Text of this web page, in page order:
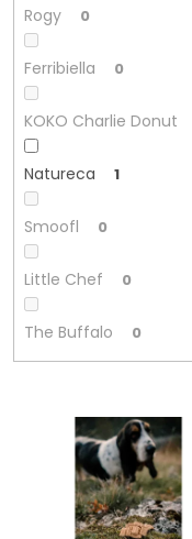
Rogy 0
Ferribiella 0
KOKO Charlie Donut
Natureca 1
Smoofl 0
Little Chef 0
The Buffalo 0